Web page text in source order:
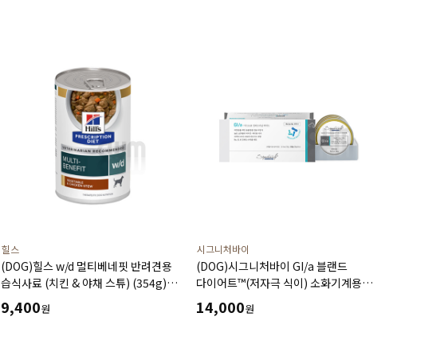
힐스
(DOG)힐스 w/d 멀티베네핏 반려견용
습식사료 (치킨 & 야채 스튜) (354g)
소화기건강,체중관리,혈당관리,
비뇨기관리-처방습식,처방캔
9,400원
시그니처바이
(DOG)시그니처바이 GI/a 블랜드
다이어트™(저자극 식이) 소화기계용
저자극성 처방캔 240g(30gx8ea)
14,000원